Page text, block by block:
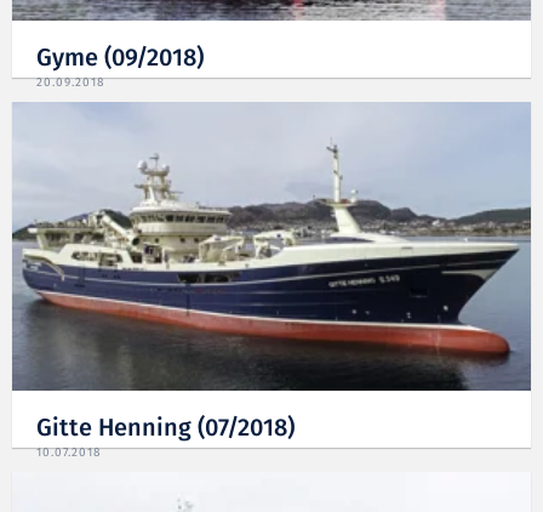
Gyme (09/2018)
20.09.2018
Gitte Henning (07/2018)
10.07.2018